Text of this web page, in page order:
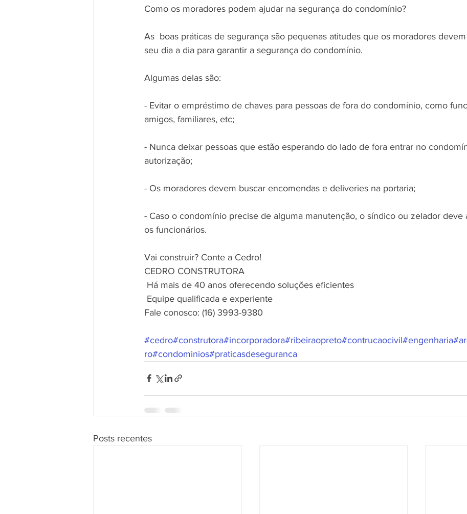
Como os moradores podem ajudar na segurança do condomínio?
As  boas práticas de segurança são pequenas atitudes que os moradores
seu dia a dia para garantir a segurança do condomínio.
Algumas delas são:
- Evitar o empréstimo de chaves para pessoas de fora do condomínio, como
amigos, familiares, etc;
- Nunca deixar pessoas que estão esperando do lado de fora entrar no
autorização;
- Os moradores devem buscar encomendas e deliveries na portaria;
- Caso o condomínio precise de alguma manutenção, o síndico ou zelador deve
os funcionários.
Vai construir? Conte a Cedro!
CEDRO CONSTRUTORA
Há mais de 40 anos oferecendo soluções eficientes
Equipe qualificada e experiente
Fale conosco: (16) 3993-9380
#cedro#construtora#incorporadora#ribeiraopreto#contrucaocivil#engenharia
ro#condominios#praticasdeseguranca
Posts recentes